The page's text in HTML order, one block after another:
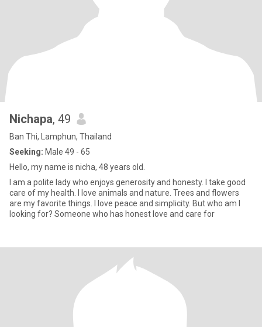
Nichapa, 49
Ban Thi, Lamphun, Thailand
Seeking: Male 49 - 65
Hello, my name is nicha, 48 years old.
I am a polite lady who enjoys generosity and honesty. I take good
care of my health. I love animals and nature. Trees and flowers
are my favorite things. I love peace and simplicity. But who am I
looking for? Someone who has honest love and care for